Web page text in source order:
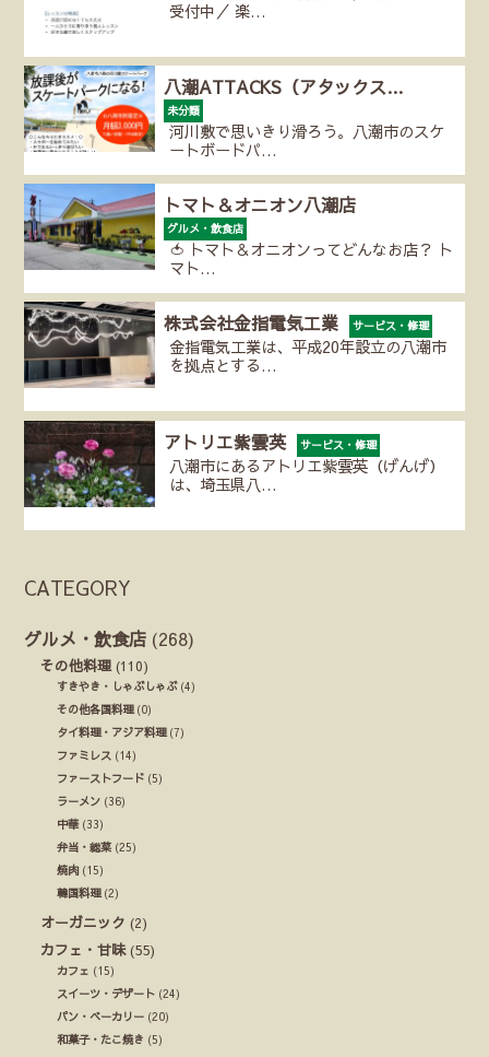
受付中／ 楽…
八潮ATTACKS（アタックス…
未分類
河川敷で思いきり滑ろう。八潮市のスケ
ートボードパ…
トマト＆オニオン八潮店
グルメ・飲食店
🍅 トマト＆オニオンってどんなお店？ ト
マト…
株式会社金指電気工業 サービス・修理
金指電気工業は、平成20年設立の八潮市
を拠点とする…
アトリエ紫雲英 サービス・修理
八潮市にあるアトリエ紫雲英（げんげ）
は、埼玉県八…
CATEGORY
グルメ・飲食店 (268)
その他料理 (110)
すきやき・しゃぶしゃぶ(4)
その他各国料理(0)
タイ料理・アジア料理(7)
ファミレス (14)
ファーストフード (5)
ラーメン (36)
中華(33)
弁当・総菜 (25)
焼肉 (15)
韓国料理(2)
オーガニック (2)
カフェ・甘味(55)
カフェ (15)
スイーツ・デザート (24)
パン・ベーカリー (20)
和菓子・たこ焼き (5)